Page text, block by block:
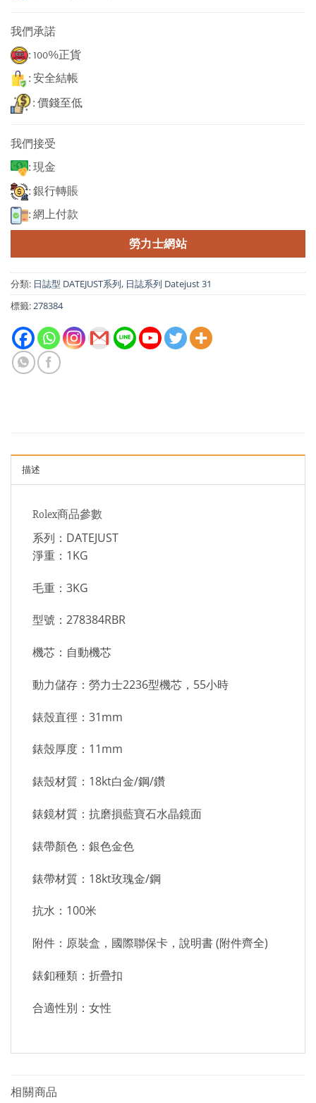
我們承諾
: 100%正貨
: 安全結帳
: 價錢至低
我們接受
: 現金
: 銀行轉賬
: 網上付款
勞力士網站
分類: 日誌型 DATEJUST系列, 日誌系列 Datejust 31
標籤:278384
描述
Rolex商品參數
系列：DATEJUST
淨重：1KG
毛重：3KG
型號：278384RBR
機芯：自動機芯
動力儲存：勞力士2236型機芯，55小時
錶殼直徑：31mm
錶殼厚度：11mm
錶殼材質：18kt白金/鋼/鑽
錶鏡材質：抗磨損藍寶石水晶鏡面
錶帶顏色：銀色金色
錶帶材質：18kt玫瑰金/鋼
抗水：100米
附件：原裝盒，國際聯保卡，說明書 (附件齊全)
錶釦種類：折疊扣
合適性別：女性
相關商品